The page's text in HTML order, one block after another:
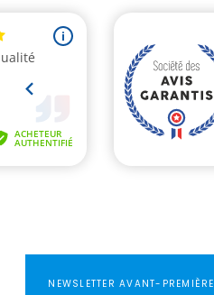
NEWSLETTER AVANT-PREMIÈRE